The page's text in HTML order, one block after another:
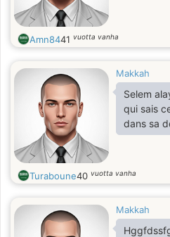
Amn8441 vuotta vanha
Makkah
Selem
qui sais
Turaboune40 vuotta vanha
Makkah